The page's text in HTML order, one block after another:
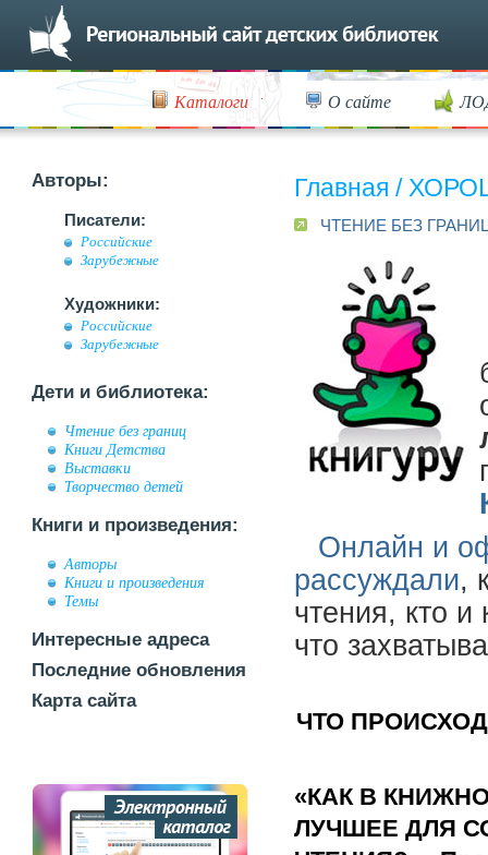
Каталоги О сайте
Авторы:
Писатели:
Российские
Зарубежные
Художники:
Российские
Зарубежные
Дети и библиотека:
Чтение без границ
Книги Детства
Выставки
Творчество детей
Книги и произведения:
Авторы
Книги и произведения
Темы
Интересные адреса
Последние обновления
Карта сайта
Главная /
ЧТЕНИЕ БЕЗ
Онлайн и
рассуждали,
чтения, кто и
что
ЧТО
«КАК В
ЛУЧШЕЕ ДЛЯ